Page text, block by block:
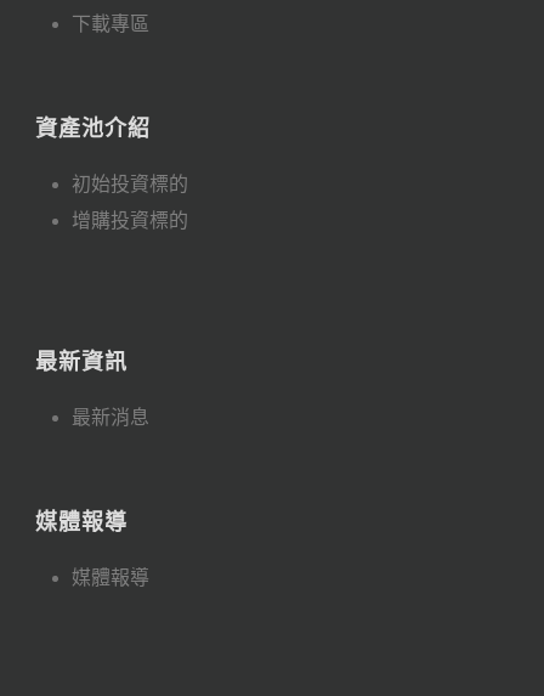
下載專區
資產池介紹
初始投資標的
增購投資標的
最新資訊
最新消息
媒體報導
媒體報導